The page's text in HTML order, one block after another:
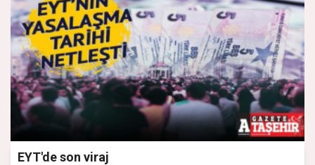
EYT'de son viraj